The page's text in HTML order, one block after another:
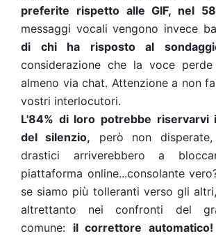
preferite rispetto alle GIF, nel
messaggi vocali vengono invece
di chi ha risposto al
considerazione che la voce
almeno via chat. Attenzione a non
vostri interlocutori.
L'84% di loro potrebbe riservarvi
del silenzio, però non
drastici arriverebbero a
piattaforma online...consolante
se siamo più tolleranti verso gli
altrettanto nei confronti del
comune: il correttore automatico!